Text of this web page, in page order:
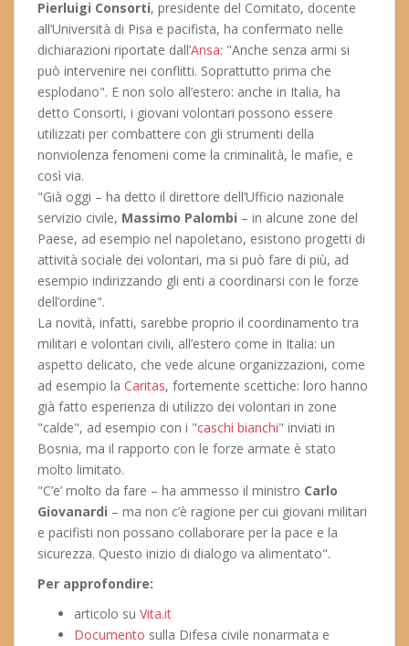
Pierluigi Consorti, presidente del Comitato, docente
all’Università di Pisa e pacifista, ha confermato nelle
dichiarazioni riportate dall’Ansa: "Anche senza armi si
può intervenire nei conflitti. Soprattutto prima che
esplodano". E non solo all’estero: anche in Italia, ha
detto Consorti, i giovani volontari possono essere
utilizzati per combattere con gli strumenti della
nonviolenza fenomeni come la criminalità, le mafie, e
così via.
"Già oggi – ha detto il direttore dell’Ufficio nazionale
servizio civile, Massimo Palombi – in alcune zone del
Paese, ad esempio nel napoletano, esistono progetti di
attività sociale dei volontari, ma si può fare di più, ad
esempio indirizzando gli enti a coordinarsi con le forze
dell’ordine".
La novità, infatti, sarebbe proprio il coordinamento tra
militari e volontari civili, all’estero come in Italia: un
aspetto delicato, che vede alcune organizzazioni, come
ad esempio la Caritas, fortemente scettiche: loro hanno
già fatto esperienza di utilizzo dei volontari in zone
"calde", ad esempio con i "caschi bianchi" inviati in
Bosnia, ma il rapporto con le forze armate è stato
molto limitato.
"C’e’ molto da fare – ha ammesso il ministro Carlo
Giovanardi – ma non c’è ragione per cui giovani militari
e pacifisti non possano collaborare per la pace e la
sicurezza. Questo inizio di dialogo va alimentato".
Per approfondire:
articolo su Vita.it
Documento sulla Difesa civile nonarmata e